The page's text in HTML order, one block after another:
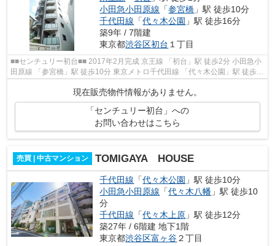
小田急小田原線 「参宮橋 」駅 徒歩10分
千代田線 「代々木公園 」駅 徒歩16分
築9年 / 7階建
東京都渋谷区初台 １丁目
■■センチュリー初台■■ 2017年2月完成 京王線 「初台」駅 徒歩2分 小田急小
田原線 「参宮橋」駅 徒歩10分 東京メトロ千代田線 「代々木公園」駅 徒歩
16分 駐輪場・バイク置場・ミニバ...
現在販売物件情報がありません。
「センチュリー初台」への
お問い合わせはこちら
売買 | 中古マンション TOMIGAYA HOUSE
千代田線 「代々木公園 」駅 徒歩10分
小田急小田原線 「代々木八幡 」駅 徒歩10
分
千代田線 「代々木上原 」駅 徒歩12分
築27年 / 6階建 地下1階
東京都渋谷区富ヶ谷２丁目